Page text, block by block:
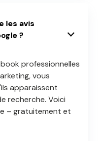
les avis
?
professionnelles
vous
apparaissent
recherche. Voici
– gratuitement et